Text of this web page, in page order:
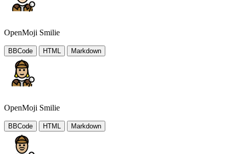
OpenMoji Smilie
BBCode HTML Markdown
OpenMoji Smilie
BBCode HTML Markdown